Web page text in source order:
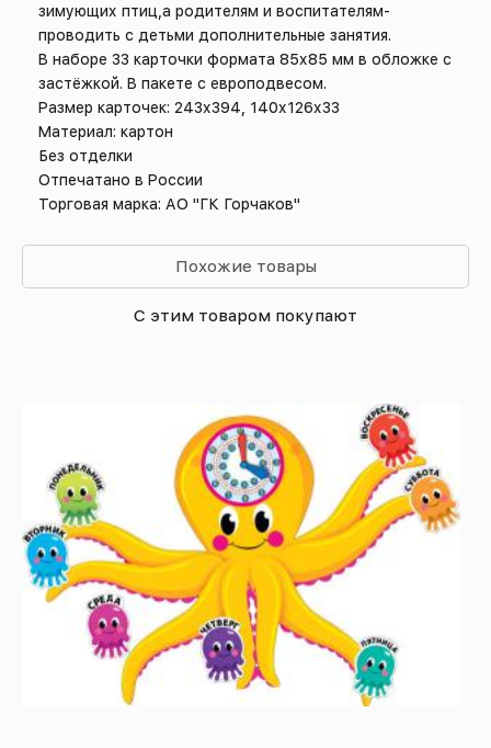
зимующих птиц,а родителям и воспитателям-
проводить с детьми дополнительные занятия.
В наборе 33 карточки формата 85х85 мм в обложке с
застёжкой. В пакете с европодвесом.
Размер карточек: 243х394, 140х126х33
Материал: картон
Без отделки
Отпечатано в России
Торговая марка: АО "ГК Горчаков"
Похожие товары
С этим товаром покупают